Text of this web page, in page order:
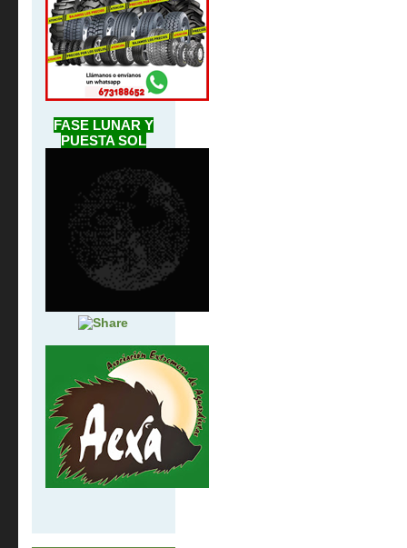
FASE LUNAR Y
PUESTA SOL